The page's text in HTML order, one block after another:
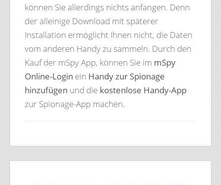
können Sie allerdings nichts anfangen. Denn
der alleinige Download mit späterer
Installation ermöglicht Ihnen nicht, die Daten
vom anderen Handy zu sammeln. Durch den
Kauf der mSpy App, können Sie im mSpy
Online-Login ein Handy zur Spionage
hinzufügen und die kostenlose Handy-App
zur Spionage-App machen.